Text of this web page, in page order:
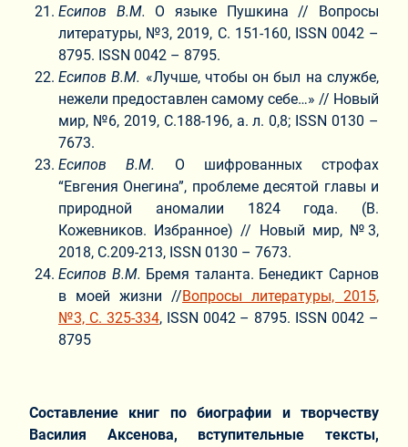
Есипов В.М. О языке Пушкина // Вопросы
литературы, №3, 2019, С. 151-160, ISSN 0042 –
8795. ISSN 0042 – 8795.
Есипов В.М. «Лучше, чтобы он был на службе,
нежели предоставлен самому себе…» // Новый
мир, №6, 2019, С.188-196, а. л. 0,8; ISSN 0130 –
7673.
Есипов В.М. О шифрованных строфах
“Евгения Онегина”, проблеме десятой главы и
природной аномалии 1824 года. (В.
Кожевников. Избранное) // Новый мир, №3,
2018, С.209-213, ISSN 0130 – 7673.
Есипов В.М. Бремя таланта. Бенедикт Сарнов
в моей жизни //Вопросы литературы, 2015,
№3, C. 325-334, ISSN 0042 – 8795. ISSN 0042 –
8795
Составление книг по биографии и творчеству
Василия Аксенова, вступительные тексты,